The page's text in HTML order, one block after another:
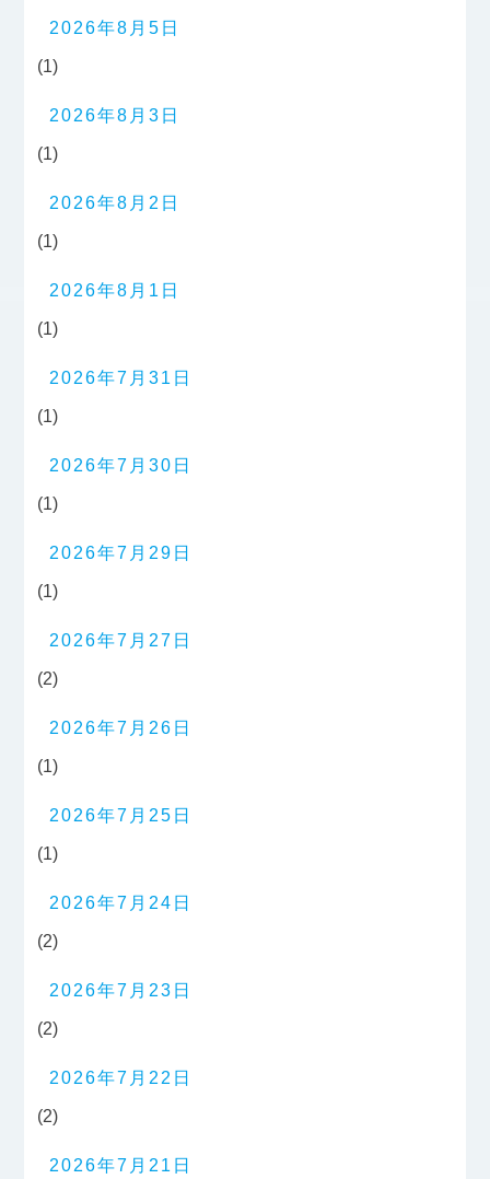
2026年8月5日
(1)
2026年8月3日
(1)
2026年8月2日
(1)
2026年8月1日
(1)
2026年7月31日
(1)
2026年7月30日
(1)
2026年7月29日
(1)
2026年7月27日
(2)
2026年7月26日
(1)
2026年7月25日
(1)
2026年7月24日
(2)
2026年7月23日
(2)
2026年7月22日
(2)
2026年7月21日